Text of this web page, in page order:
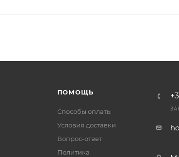
ПОМОЩЬ
Способы оплаты
Условия доставки
Вопрос-ответ
Политика